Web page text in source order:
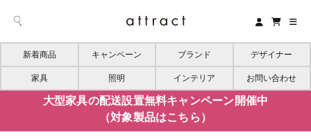
新着商品 キャンペーン ブランド デザイナー
家具 照明 インテリア お問い合わせ
大型家具の配送設置無料キャンペーン開催中
（対象製品はこちら）